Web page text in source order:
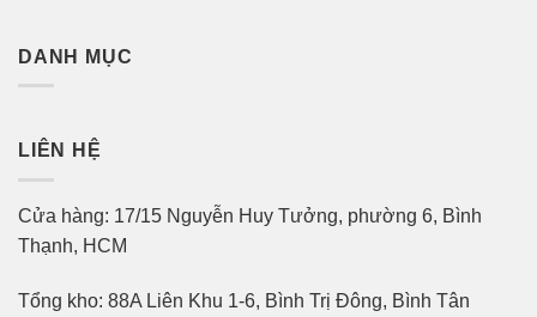
DANH MỤC
LIÊN HỆ
Cửa hàng: 17/15 Nguyễn Huy Tưởng, phường 6, Bình
Thạnh, HCM
Tổng kho: 88A Liên Khu 1-6, Bình Trị Đông, Bình Tân